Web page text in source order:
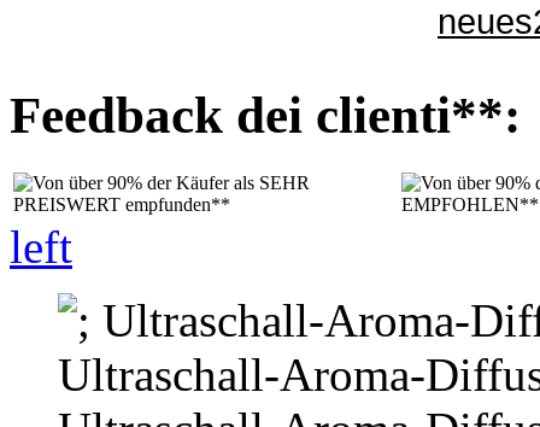
Feedback dei clienti**:
left